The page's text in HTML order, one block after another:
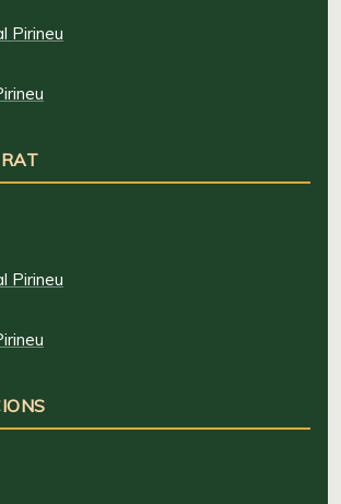
Pirineu
Pirineu